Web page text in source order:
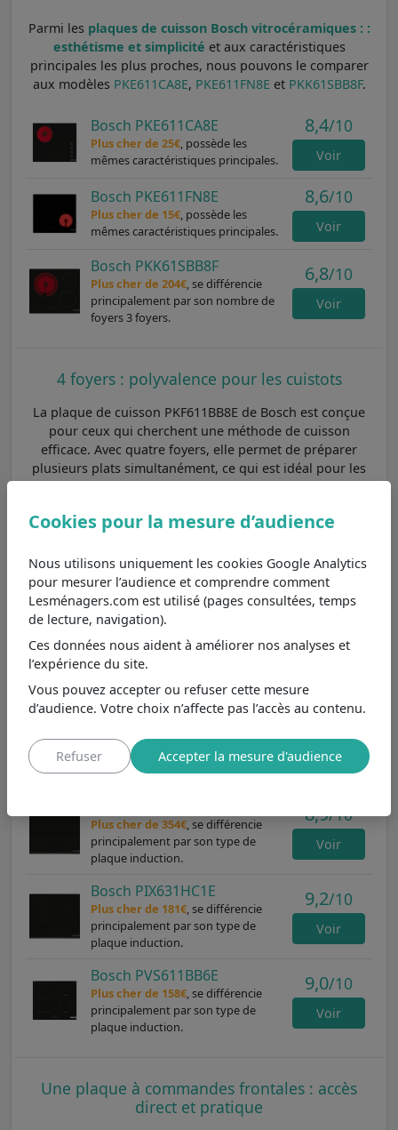
Parmi les plaques de cuisson Bosch vitrocéramiques : :
esthétisme et simplicité et aux caractéristiques
principales les plus proches, nous pouvons le comparer
aux modèles PKE611CA8E, PKE611FN8E et PKK61SBB8F.
Bosch PKE611CA8E
Plus cher de 25€, possède les
mêmes caractéristiques principales.
8,4/10
Voir
Bosch PKE611FN8E
Plus cher de 15€, possède les
mêmes caractéristiques principales.
8,6/10
Voir
Bosch PKK61SBB8F
Plus cher de 204€, se différencie
principalement par son nombre de
foyers 3 foyers.
6,8/10
Voir
4 foyers : polyvalence pour les cuistots
La plaque de cuisson PKF611BB8E de Bosch est conçue
pour ceux qui cherchent une méthode de cuisson
efficace. Avec quatre foyers, elle permet de préparer
plusieurs plats simultanément, ce qui est idéal pour les
dîners en famille ou les occasions spéciales. Comparée à
option offre plus de flexibilité pour les cuisiniers.
grands groupes, une plaque à cinq foyers pourrait être
plus appropriée. Bien que la plaque PKF611BB8E offre de
bonnes performances, son temps de chauffe peut être
légèrement plus long que celui des modèles à induction,
qui assurent une montée en température rapide. Pour
une cuisine moderne et fonctionnelle, cette plaque est
un choix judicieux.
Parmi lesplaques de cuisson Bosch avec 4 foyers :
principales les plus proches, nous pouvons le comparer
aux modèles
PXY63KHC1E,PIX631HC1Eet PVS611BB6E.
Plus cher de 354€, se différencie
principalement par son type de
plaque induction.
8,9/10
Voir
Bosch PIX631HC1E
Plus cher de 181€, se différencie
principalement par son type de
plaque induction.
9,2/10
Voir
Bosch PVS611BB6E
Plus cher de 158€, se différencie
principalement par son type de
plaque induction.
9,0/10
Voir
Une plaque à commandes frontales : accès
direct et pratique
Cookies pour la mesure d’audience
Nous utilisons uniquement les cookies Google Analytics
pour mesurer l’audience et comprendre comment
Lesménagers.com est utilisé (pages consultées, temps
de lecture, navigation).
Ces données nous aident à améliorer nos analyses et
l’expérience du site.
Vous pouvez accepter ou refuser cette mesure
d’audience. Votre choix n’affecte pas l’accès au contenu.
Refuser Accepter la mesure d'audience